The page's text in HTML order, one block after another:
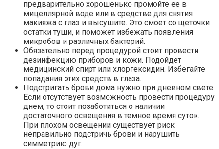
предварительно хорошенько промойте ее в
мицеллярной воде или в средстве для снятия
макияжа с глаз и высушите. Это смоет со щеточки
остатки туши, и поможет избежать появления
микробов и различных бактерий.
Обязательно перед процедурой стоит провести
дезинфекцию приборов и кожи. Подойдет
медицинский спирт или хлоргексидин. Избегайте
попадания этих средств в глаза.
Подстригать брови дома нужно при дневном свете.
Если отсутствует возможность провести процедуру
днем, то стоит позаботиться о наличии
достаточного освещения в темное время суток.
При плохом освещении существует риск
неправильно подстричь брови и нарушить
симметрию дуг.